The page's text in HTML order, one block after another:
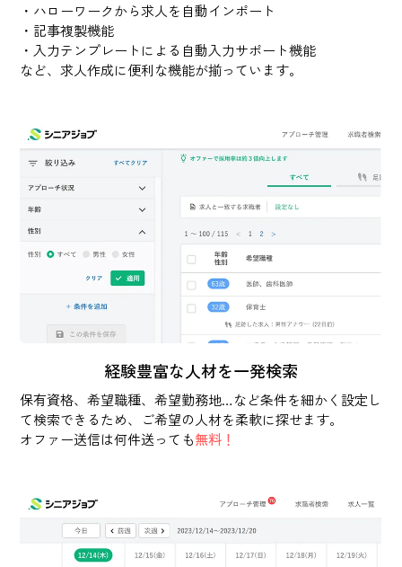
・ハローワークから求人を自動インポート
・記事複製機能
・入力テンプレートによる自動入力サポート機能
など、求人作成に便利な機能が揃っています。
経験豊富な人材を一発検索
保有資格、希望職種、希望勤務地…など条件を細かく設定し
て検索できるため、ご希望の人材を柔軟に探せます。
オファー送信は何件送っても無料！